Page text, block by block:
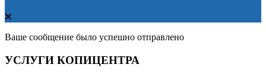
Ваше сообщение было успешно отправлено
УСЛУГИ КОПИЦЕНТРА